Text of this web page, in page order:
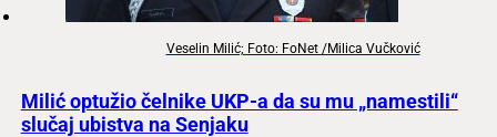
Veselin Milić; Foto: FoNet /Milica Vučković
Milić optužio čelnike UKP-a da su mu „namestili“
slučaj ubistva na Senjaku